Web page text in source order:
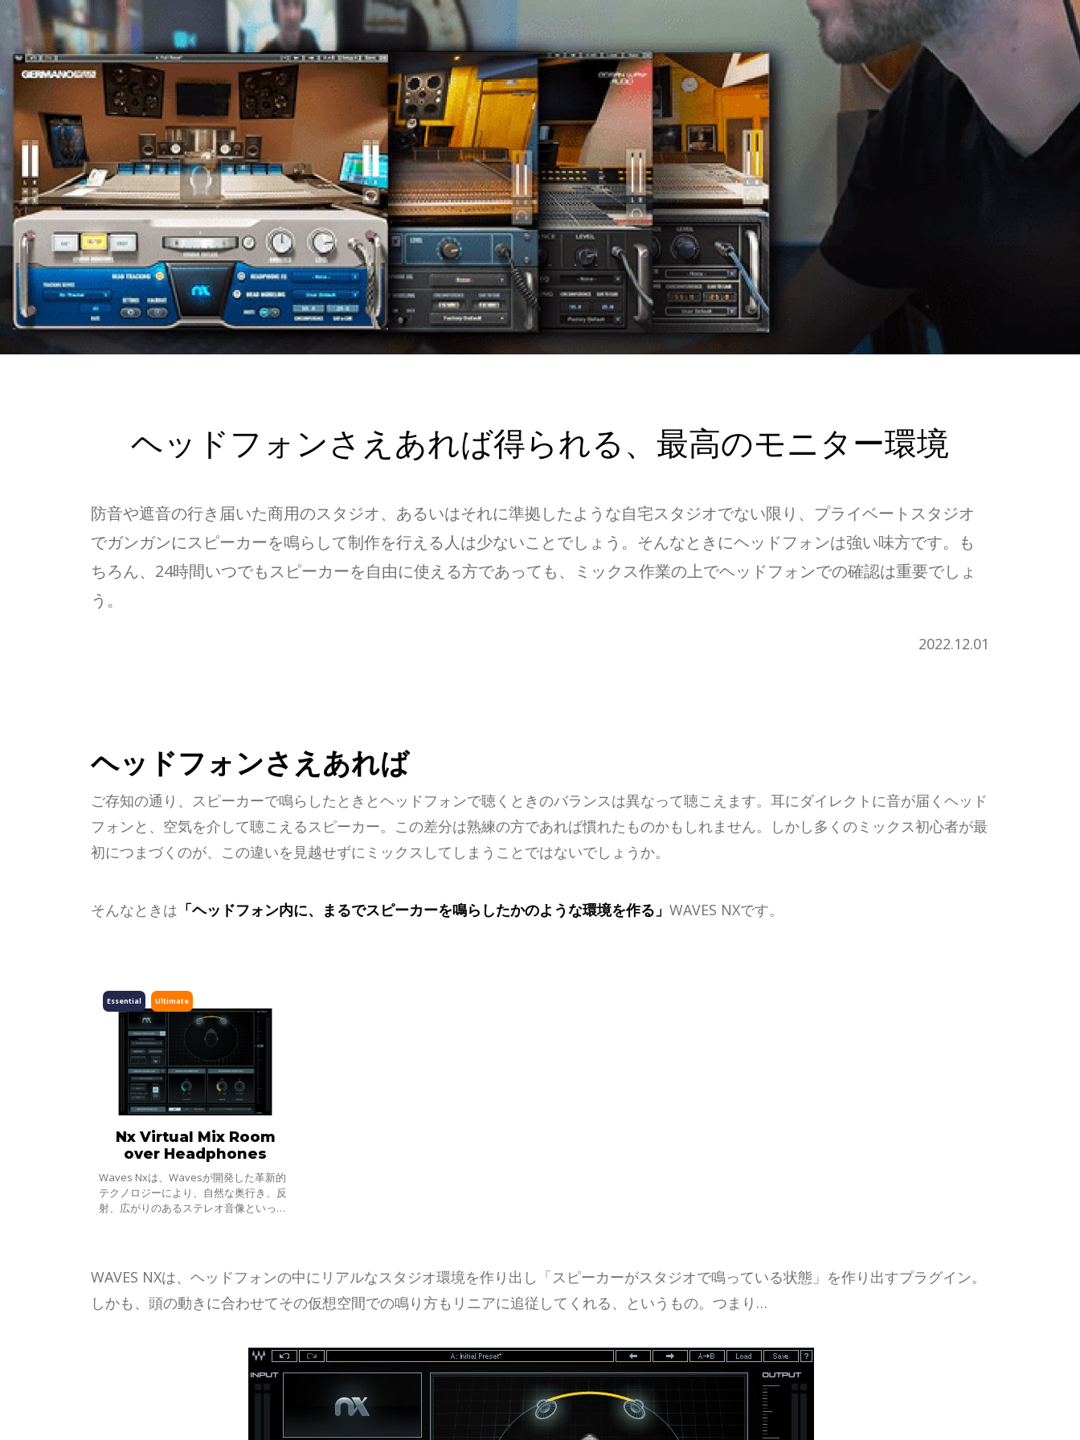
ヘッドフォンさえあれば得られる、最高のモニター環境
防音や遮音の行き届いた商用のスタジオ、あるいはそれに準拠したような自宅スタジオでない限り、プライベートスタジオ
でガンガンにスピーカーを鳴らして制作を行える人は少ないことでしょう。そんなときにヘッドフォンは強い味方です。も
ちろん、24時間いつでもスピーカーを自由に使える方であっても、ミックス作業の上でヘッドフォンでの確認は重要でしょ
う。
2022.12.01
ヘッドフォンさえあれば
ご存知の通り、スピーカーで鳴らしたときとヘッドフォンで聴くときのバランスは異なって聴こえます。耳にダイレクトに音が届くヘッド
フォンと、空気を介して聴こえるスピーカー。この差分は熟練の方であれば慣れたものかもしれません。しかし多くのミックス初心者が最
初につまづくのが、この違いを見越せずにミックスしてしまうことではないでしょうか。
そんなときは 「ヘッドフォン内に、まるでスピーカーを鳴らしたかのような環境を作る」 WAVES NXです。
Ultimate
Essential
Nx Virtual Mix Room
over Headphones
Waves Nxは、Wavesが開発した革新的
テクノロジーにより、自然な奥行き、反
射、広がりのあるステレオ音像といっ
WAVES NXは、ヘッドフォンの中にリアルなスタジオ環境を作り出し「スピーカーがスタジオで鳴っている状態」を作り出すプラグイン。
しかも、頭の動きに合わせてその仮想空間での鳴り方もリニアに追従してくれる、というもの。つまり…